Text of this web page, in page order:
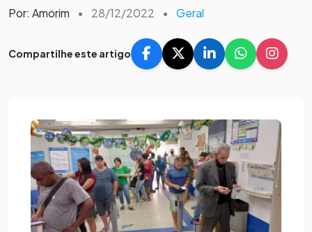
Por: Amorim • 28/12/2022 • Geral
Compartilhe este artigo